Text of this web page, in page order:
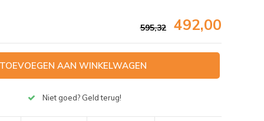
595,32 492,00
AAN WINKELWAGEN
Niet goed? Geld terug!